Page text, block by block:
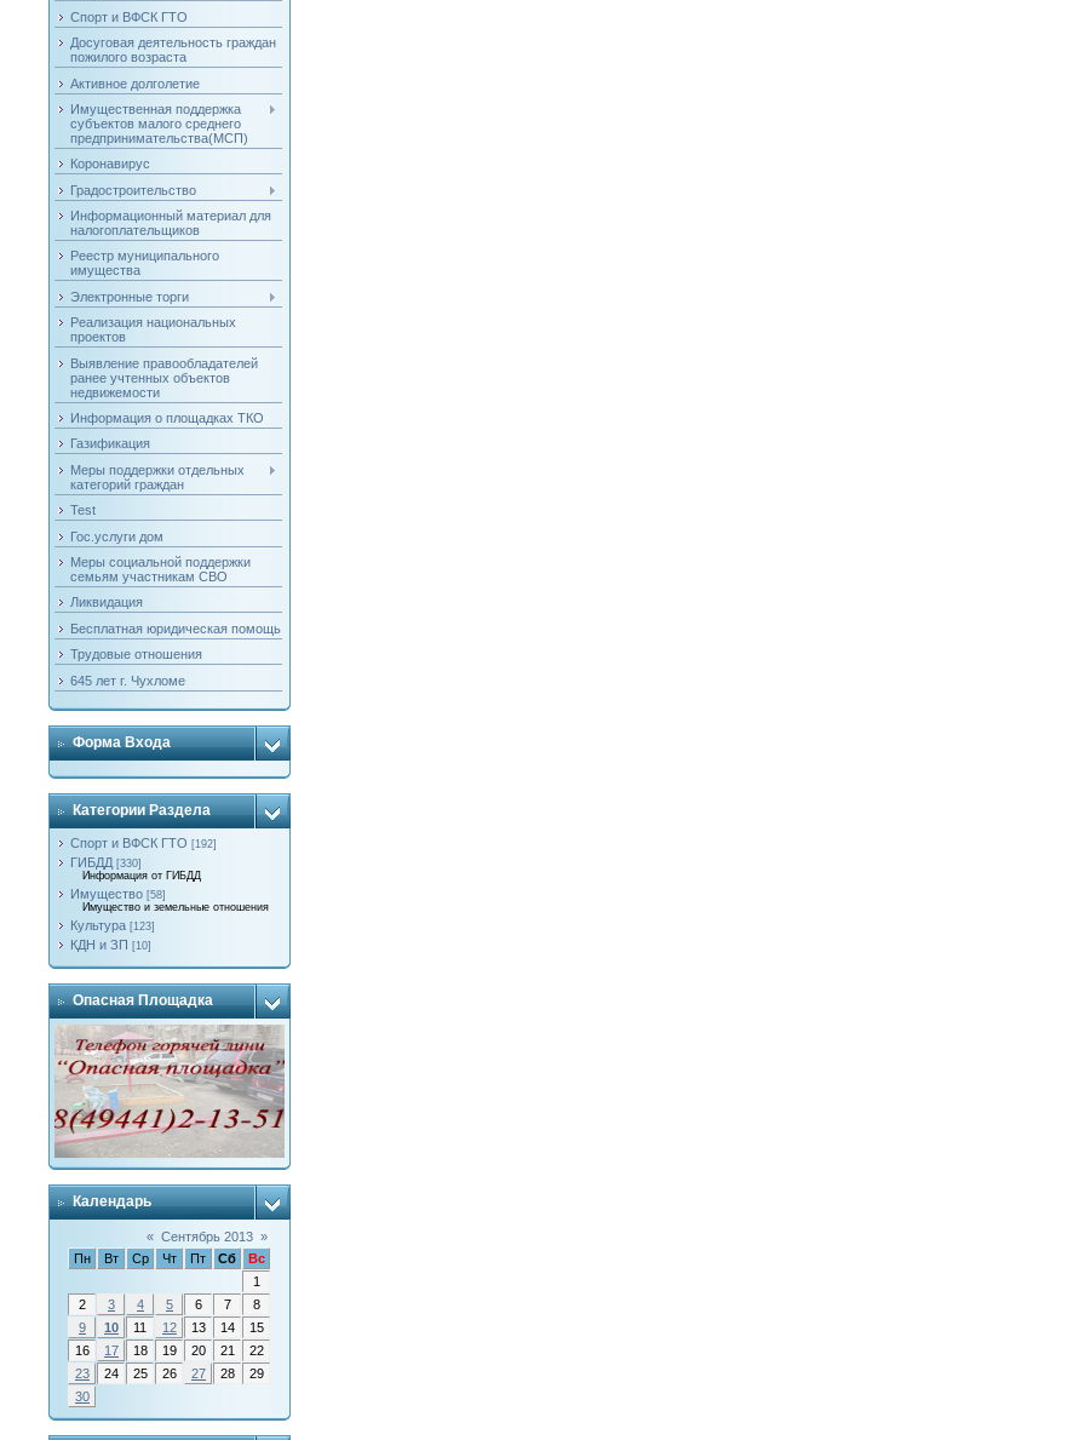
Спорт и ВФСК ГТО
Досуговая деятельность граждан
пожилого возраста
Активное долголетие
Имущественная поддержка
субъектов малого среднего
предпринимательства(МСП)
Коронавирус
Градостроительство
Информационный материал для
налогоплательщиков
Реестр муниципального
имущества
Электронные торги
Реализация национальных
проектов
Выявление правообладателей
ранее учтенных объектов
недвижемости
Информация о площадках ТКО
Газификация
Меры поддержки отдельных
категорий граждан
Test
Гос.услуги дом
Меры социальной поддержки
семьям участникам СВО
Ликвидация
Бесплатная юридическая помощь
Трудовые отношения
645 лет г. Чухломе
Форма Входа
Категории Раздела
Спорт и ВФСК ГТО [192]
ГИБДД [330]
Информация от ГИБДД
Имущество [58]
Имущество и земельные отношения
Культура [123]
КДН и ЗП [10]
Опасная Площадка
Календарь
« Сентябрь 2013 »
Пн
Вт Ср Чт Пт Сб
Вс
1
2
3 4 5 6 7
8
9
10 11 12 13 14
15
16
17 18 19 20 21
22
23
24 25 26 27 28
29
30